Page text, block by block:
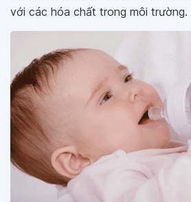
với các hóa chất trong môi trường.